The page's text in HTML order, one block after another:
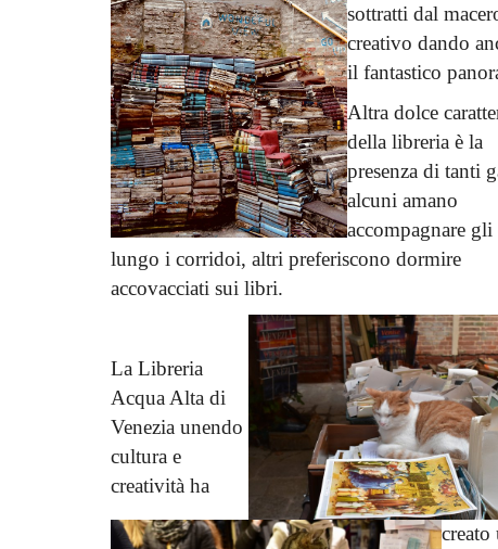
sottratti dal
creativo dando
il fantastico
Altra dolce
della libreria è la
presenza di tanti
alcuni amano
accompagnare
lungo i corridoi, altri preferiscono dormire
accovacciati sui libri.
La Libreria
Acqua Alta di
Venezia unendo
cultura e
creatività ha
creato
Umbria
Le Terre di San Valentino
Valeria Temperoni
Le terre di San Valentino, un festival nato per
tradizioni umbre.